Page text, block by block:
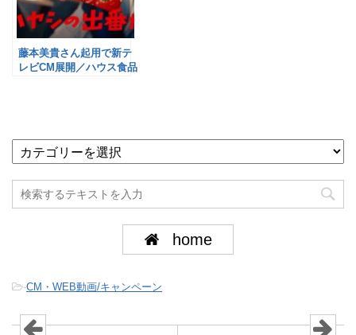
藤本美貴さん起用で新テ
レビCM展開／ハウス食品
home
-CM・WEB動画/キャンペーン